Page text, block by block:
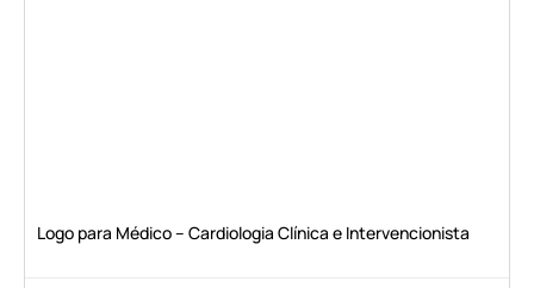
Logo para Médico – Cardiologia Clínica e Intervencionista